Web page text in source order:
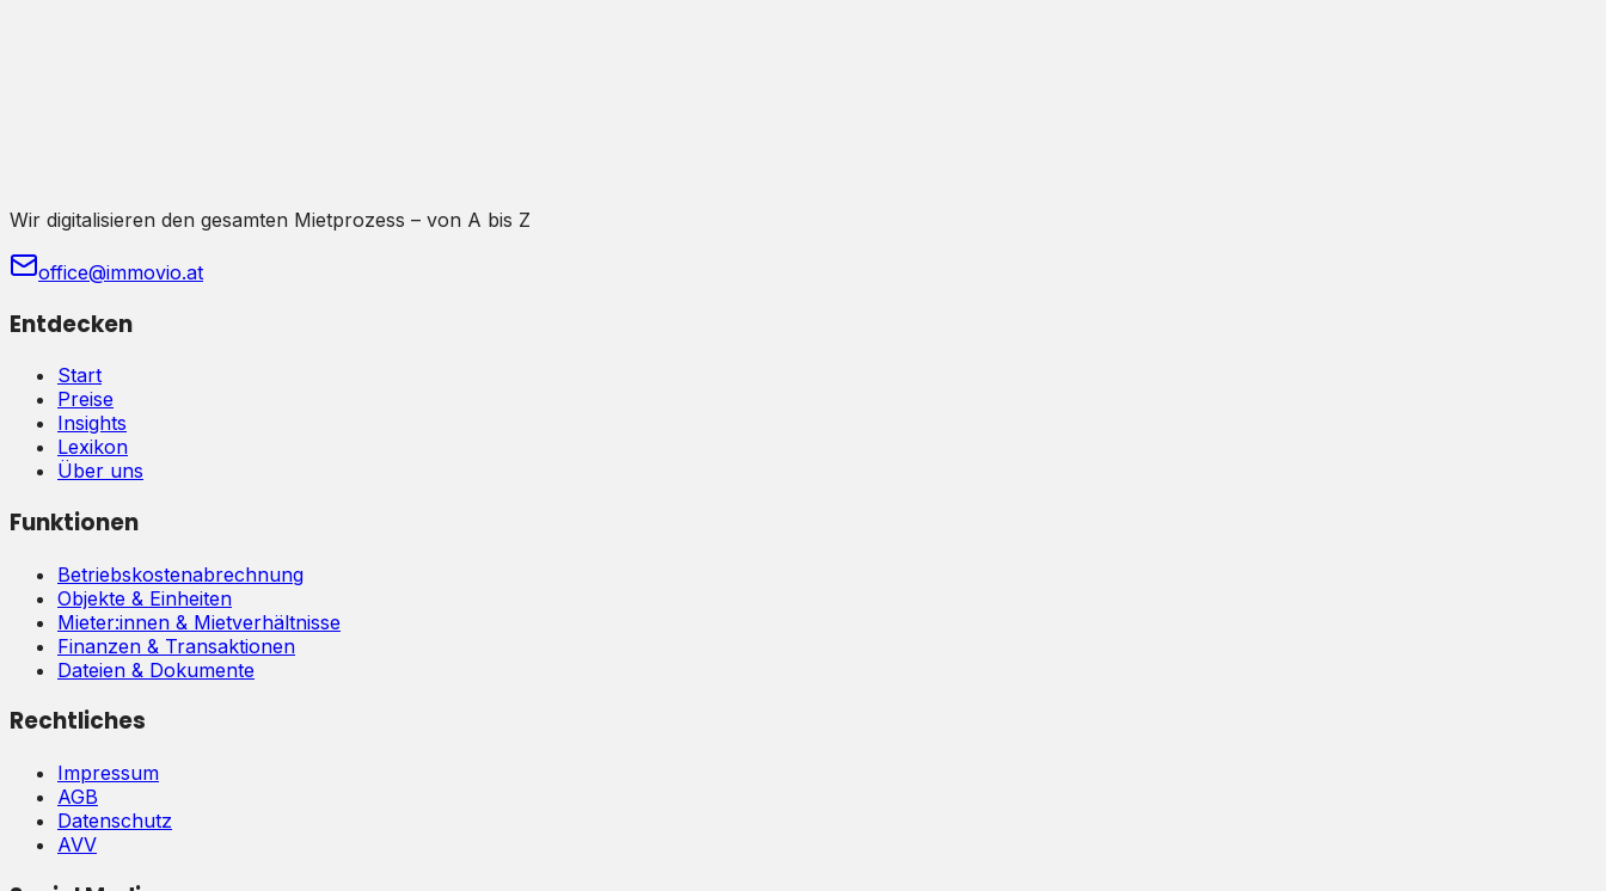
Wir digitalisieren den gesamten Mietprozess – von A bis Z
office@immovio.at
Entdecken
Start
Preise
Insights
Lexikon
Über uns
Funktionen
Betriebskostenabrechnung
Objekte & Einheiten
Mieter:innen & Mietverhältnisse
Finanzen & Transaktionen
Dateien & Dokumente
Rechtliches
Impressum
AGB
Datenschutz
AVV